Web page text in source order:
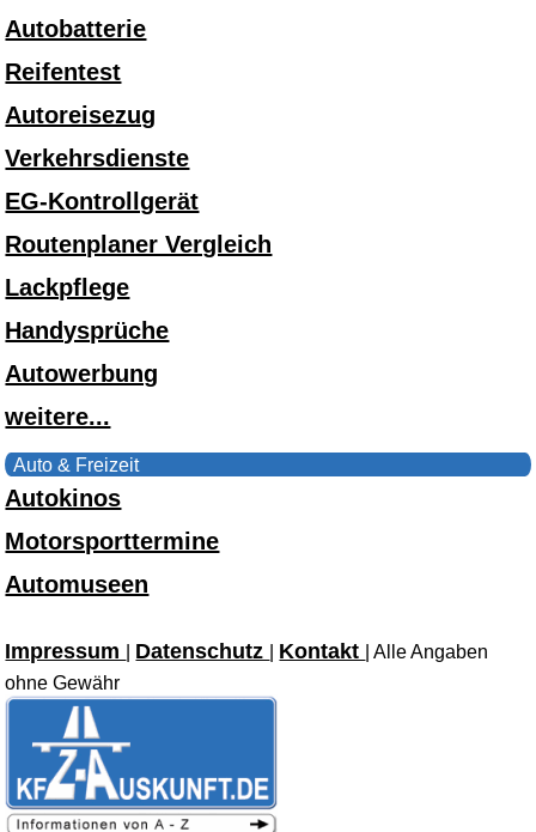
Autobatterie
Reifentest
Autoreisezug
Verkehrsdienste
EG-Kontrollgerät
Routenplaner Vergleich
Lackpflege
Handysprüche
Autowerbung
weitere...
Auto & Freizeit
Autokinos
Motorsporttermine
Automuseen
Impressum Datenschutz Kontakt
| Alle Angaben
ohne Gewähr